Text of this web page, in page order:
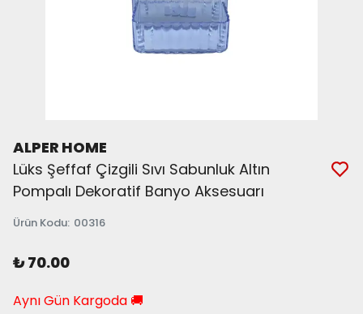
ALPER HOME
Lüks Şeffaf Çizgili Sıvı Sabunluk Altın
Pompalı Dekoratif Banyo Aksesuarı
Ürün Kodu: 00316
₺ 70.00
Aynı Gün Kargoda 🚚